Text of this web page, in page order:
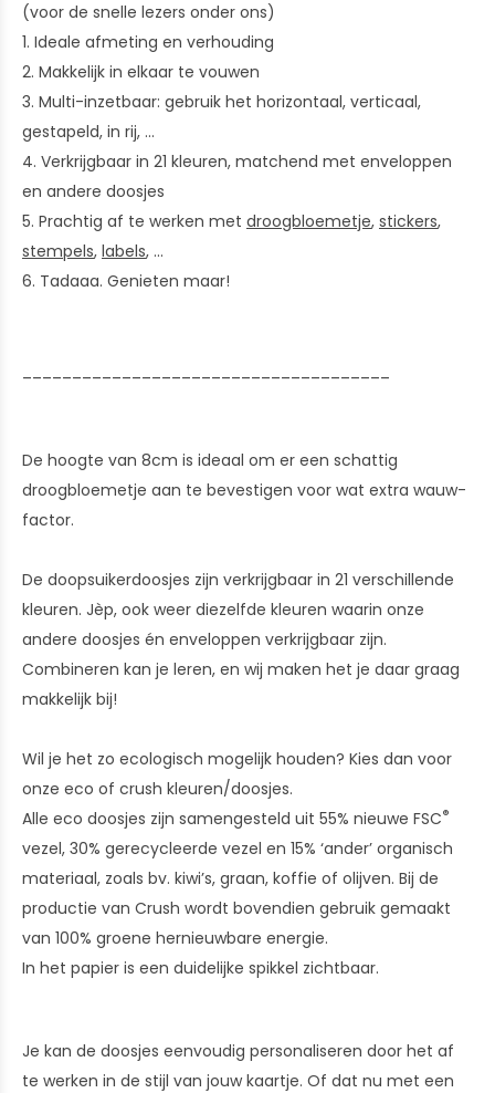
(voor de snelle lezers onder ons)
1. Ideale afmeting en verhouding
2. Makkelijk in elkaar te vouwen
3. Multi-inzetbaar: gebruik het horizontaal, verticaal,
gestapeld, in rij, ...
4. Verkrijgbaar in 21 kleuren, matchend met enveloppen
en andere doosjes
5. Prachtig af te werken met droogbloemetje, stickers,
stempels, labels, ...
6. Tadaaa. Genieten maar!
De hoogte van 8cm is ideaal om er een schattig
droogbloemetje aan te bevestigen voor wat extra wauw-
factor.
De doopsuikerdoosjes zijn verkrijgbaar in 21 verschillende
kleuren. Jèp, ook weer diezelfde kleuren waarin onze
andere doosjes én enveloppen verkrijgbaar zijn.
Combineren kan je leren, en wij maken het je daar graag
makkelijk bij!
Wil je het zo ecologisch mogelijk houden? Kies dan voor
onze eco of crush kleuren/doosjes.
Alle eco doosjes zijn samengesteld uit 55% nieuwe FSC®
vezel, 30% gerecycleerde vezel en 15% ‘ander’ organisch
materiaal, zoals bv. kiwi’s, graan, koffie of olijven. Bij de
productie van Crush wordt bovendien gebruik gemaakt
van 100% groene hernieuwbare energie.
In het papier is een duidelijke spikkel zichtbaar.
Je kan de doosjes eenvoudig personaliseren door het af
te werken in de stijl van jouw kaartje. Of dat nu met een